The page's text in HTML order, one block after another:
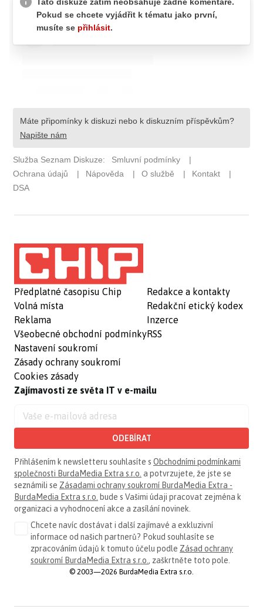
Předplatné časopisu Chip
Volná místa
Reklama
Všeobecné obchodní podmínky
Nastavení soukromí
Zásady ochrany soukromí
Cookies zásady
Redakce a kontakty
Redakční etický kodex
Inzerce
RSS
Zajímavosti ze světa IT v e-mailu
ODEBÍRAT
Přihlášením k newsletteru souhlasíte s Obchodními podmínkami
společnosti BurdaMedia Extra s.r.o. a potvrzujete, že jste se
seznámili se Zásadami ochrany soukromí BurdaMedia Extra -
BurdaMedia Extra s.r.o. bude s Vašimi údaji pracovat zejména k
organizaci a vyhodnocení akce a zasílání novinek.
Chcete navíc dostávat i další zajímavé a exkluzivní
informace od našich partnerů? Pokud souhlasíte se
zpracováním údajů k tomuto účelu podle Zásad ochrany
soukromí BurdaMedia Extra s.r.o. , zaškrtněte toto pole.
© 2003—2026 BurdaMedia Extra s.r.o.